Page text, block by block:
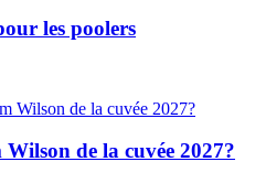
les poolers
de la cuvée 2027?